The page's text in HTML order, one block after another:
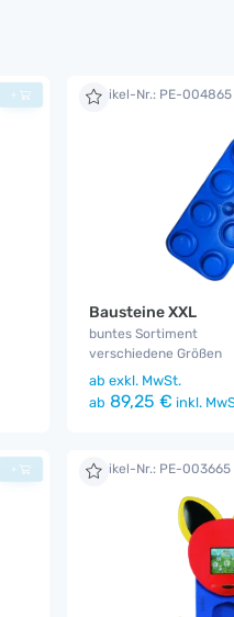
+ Artikel-Nr.: PE-004865
Bausteine XXL
buntes Sortiment
verschiedene Größen
ab exkl. MwSt.
ab 89,25 € inkl.
+ Artikel-Nr.: PE-003665